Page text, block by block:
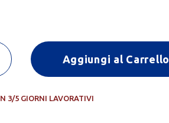
Aggiungi al Carrello
3/5 GIORNI LAVORATIVI